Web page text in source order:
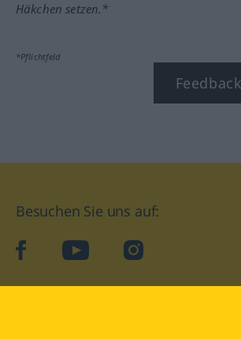
Häkchen setzen.*
*Pflichtfeld
Besuchen Sie uns auf:
facebookYouTube Instagram